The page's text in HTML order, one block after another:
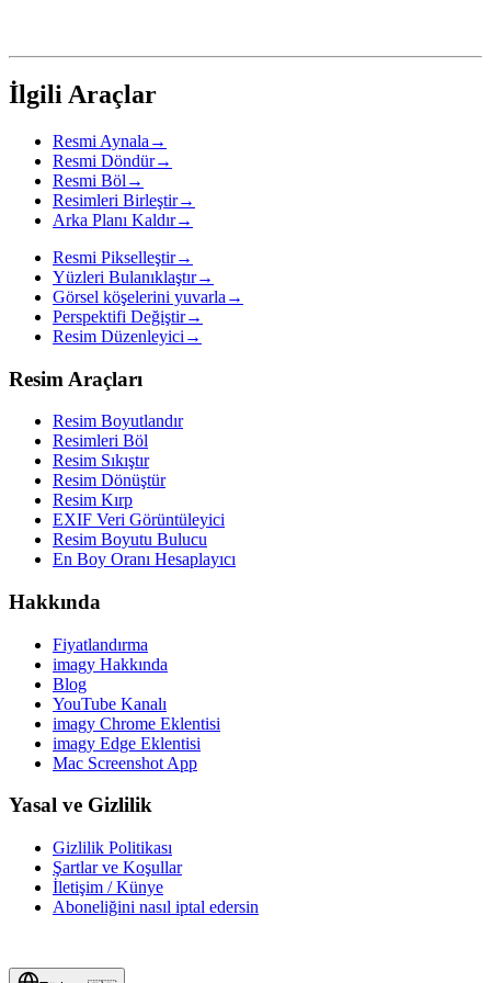
İlgili Araçlar
Resmi Aynala →
Resmi Döndür→
Resmi Böl →
Resimleri Birleştir→
Arka Planı Kaldır→
Resmi Pikselleştir→
Yüzleri Bulanıklaştır→
Görsel köşelerini yuvarla →
Perspektifi Değiştir→
Resim Düzenleyici →
Resim Araçları
Resim Boyutlandır
Resimleri Böl
Resim Sıkıştır
Resim Dönüştür
Resim Kırp
EXIF Veri Görüntüleyici
Resim Boyutu Bulucu
En Boy Oranı Hesaplayıcı
Hakkında
Fiyatlandırma
imagy Hakkında
Blog
YouTube Kanalı
imagy Chrome Eklentisi
imagy Edge Eklentisi
Mac Screenshot App
Yasal ve Gizlilik
Gizlilik Politikası
Şartlar ve Koşullar
İletişim / Künye
Aboneliğini nasıl iptal edersin